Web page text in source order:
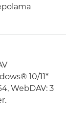
10/11*
WebDAV: 3